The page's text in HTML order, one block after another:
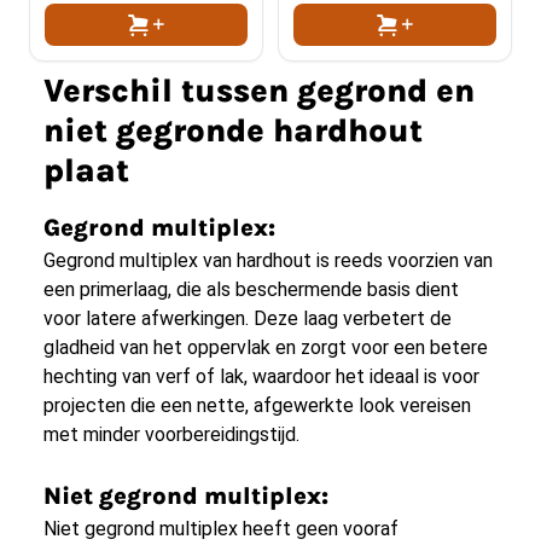
Verschil tussen gegrond en
niet gegronde hardhout
plaat
Gegrond multiplex:
Gegrond multiplex van hardhout is reeds voorzien van
een primerlaag, die als beschermende basis dient
voor latere afwerkingen. Deze laag verbetert de
gladheid van het oppervlak en zorgt voor een betere
hechting van verf of lak, waardoor het ideaal is voor
projecten die een nette, afgewerkte look vereisen
met minder voorbereidingstijd.
Niet gegrond multiplex:
Niet gegrond multiplex heeft geen vooraf